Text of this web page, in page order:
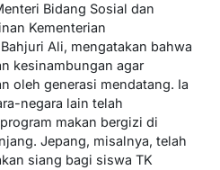
Bidang Sosial dan
Kementerian
Ali, mengatakan bahwa
kesinambungan agar
oleh generasi mendatang. Ia
negara lain telah
makan bergizi di
Jepang, misalnya, telah
siang bagi siswa TK